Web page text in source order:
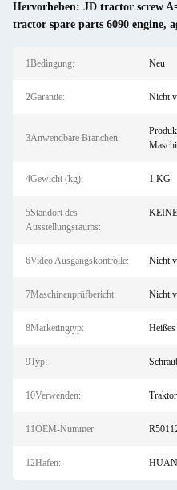
Hervorheben: JD tractor screw
tractor spare parts 6090 engine,
1Bedingung: Neu
2Garantie: Nicht
3Anwendbare Branchen:
4Gewicht (kg): 1 KG
5Standort des
Ausstellungsraums:
6Video Ausgangskontrolle: Nicht
7Maschinenprüfbericht: Nicht
8Marketingtyp:
9Typ:
10Verwenden: Traktor
11OEM-Nummer:
12Hafen: